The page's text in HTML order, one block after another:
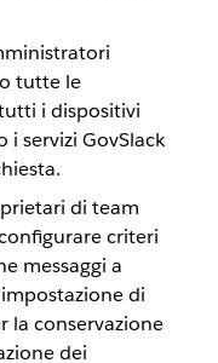
tutte le
i dispositivi
i servizi GovSlack
di team
criteri
messaggi a
di
la conservazione
dei